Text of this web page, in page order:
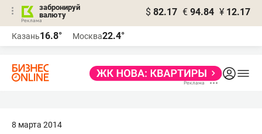
забронируй
валюту
$ 82.17 € 94.84 ¥ 12.17
Казань16.8° Москва22.4°
8 марта 2014